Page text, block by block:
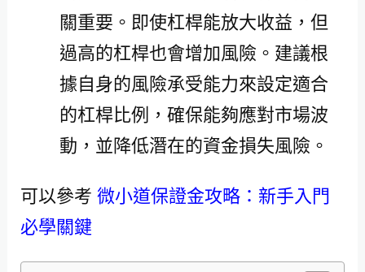
關重要。即使杠桿能放大收益，但
過高的杠桿也會增加風險。建議根
據自身的風險承受能力來設定適合
的杠桿比例，確保能夠應對市場波
動，並降低潛在的資金損失風險。
可以參考 微小道保證金攻略：新手入門
必學關鍵